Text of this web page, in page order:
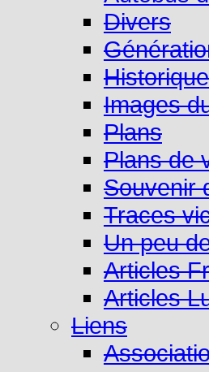
Divers
Images
Plans
Plans de
Souvenir
Traces
Un peu
Articles
Articles
Liens